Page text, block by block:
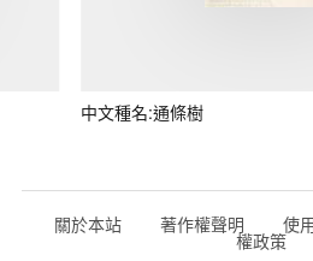
中文種名:通條樹
關於本站 著作權聲明 使
權政策